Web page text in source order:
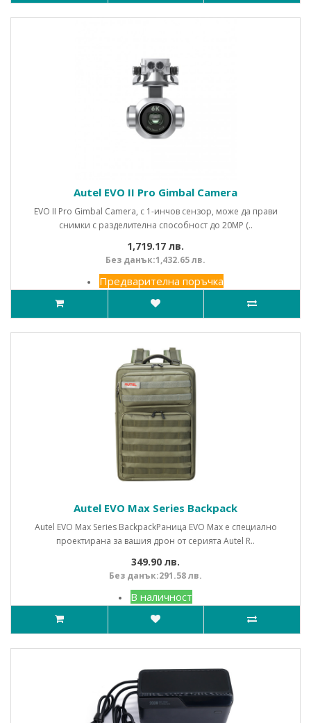
Autel EVO II Pro Gimbal Camera
EVO II Pro Gimbal Camera, с 1-инчов сензор, може да прави
снимки с разделителна способност до 20MP (..
1,719.17 лв.
Без данък:1,432.65 лв.
Предварителна поръчка
Autel EVO Max Series Backpack
Autel EVO Max Series BackpackРаница EVO Max е специално
проектирана за вашия дрон от серията Autel R..
349.90 лв.
Без данък:291.58 лв.
В наличност